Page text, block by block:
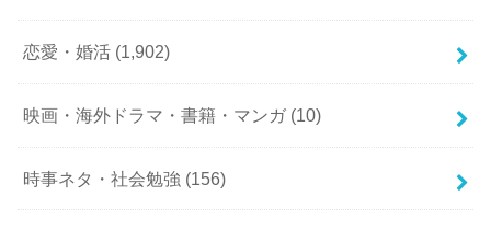
恋愛・婚活 (1,902)
映画・海外ドラマ・書籍・マンガ (10)
時事ネタ・社会勉強 (156)